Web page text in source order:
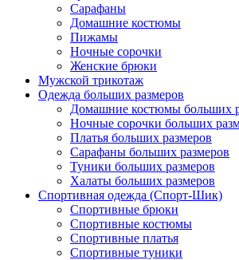
Сарафаны
Домашние костюмы
Пижамы
Ночные сорочки
Женские брюки
Мужской трикотаж
Одежда больших размеров
Домашние костюмы больших
Ночные сорочки больших
Платья больших размеров
Сарафаны больших размеров
Туники больших размеров
Халаты больших размеров
Спортивная одежда (Спорт-Шик)
Спортивные брюки
Спортивные костюмы
Спортивные платья
Спортивные туники